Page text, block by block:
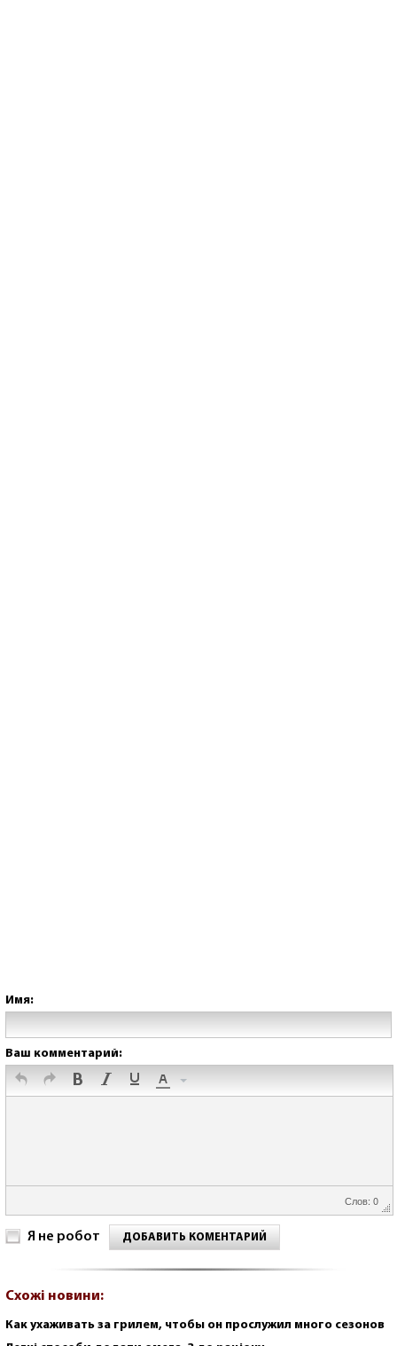
Имя:
Ваш комментарий:
Слов: 0
Я не робот ДОБАВИТЬ КОМЕНТАРИЙ
Схожі новини:
Как ухаживать за грилем, чтобы он прослужил много сезонов